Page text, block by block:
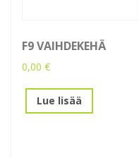
F9 VAIHDEKEHÄ
0,00 €
Lue lisää